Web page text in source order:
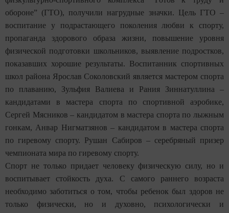
обороне” (ГТО), получили нагрудные значки. Цель ГТО –
воспитание у подрастающего поколения любви к спорту,
пропаганда здорового образа жизни, повышение уровня
физической подготовки школьников, выявление подростков,
показавших хорошие результаты. Воспитанник спортивных
школ района Ярослав Соколовский является мастером спорта
по плаванию, Зульфия Валиева и Рания Зиннатуллина –
кандидатами в мастера спорта по спортивной аэробике,
Сергей Мясников – кандидатом в мастера спорта по лыжным
гонкам, Анвар Нигматзянов – кандидатом в мастера спорта
по гиревому спорту. Рушан Сабиров – серебряный призер
чемпионата мира по гиревому спорту.
Спорт не только придает человеку физическую силу, но и
воспитывает стойкость духа. С самого раннего возраста
необходимо заботиться о том, чтобы ребенок был здоров не
только физически, но и духовно, психологически и